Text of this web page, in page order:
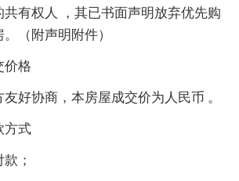
共有权人 ，其已书面声明放弃优先购
（附声明附件）
价格
好协商，本房屋成交价为人民币 。
方式
；